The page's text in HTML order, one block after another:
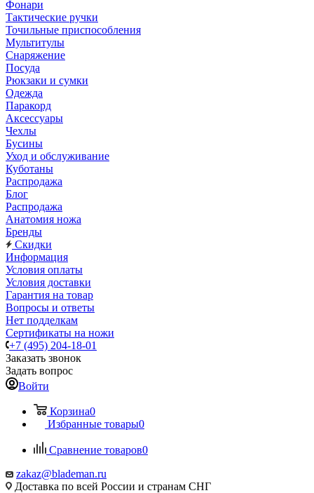
Фонари
Тактические ручки
Точильные приспособления
Мультитулы
Снаряжение
Посуда
Рюкзаки и сумки
Одежда
Паракорд
Аксессуары
Чехлы
Бусины
Уход и обслуживание
Куботаны
Распродажа
Блог
Распродажа
Анатомия ножа
Бренды
Скидки
Информация
Условия оплаты
Условия доставки
Гарантия на товар
Вопросы и ответы
Нет подделкам
Сертификаты на ножи
+7 (495) 204-18-01
Заказать звонок
Задать вопрос
Войти
Корзина0
Избранные товары0
Сравнение товаров0
zakaz@blademan.ru
Доставка по всей России и странам СНГ